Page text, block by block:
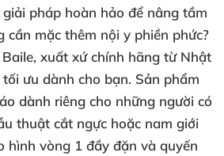
pháp hoàn hảo để nâng tầm
cần mặc thêm nội y phiền phức?
xuất xứ chính hãng từ Nhật
ưu dành cho bạn. Sản phẩm
dành riêng cho những người có
thuật cắt ngực hoặc nam giới
hình vòng 1 đầy đặn và quyến